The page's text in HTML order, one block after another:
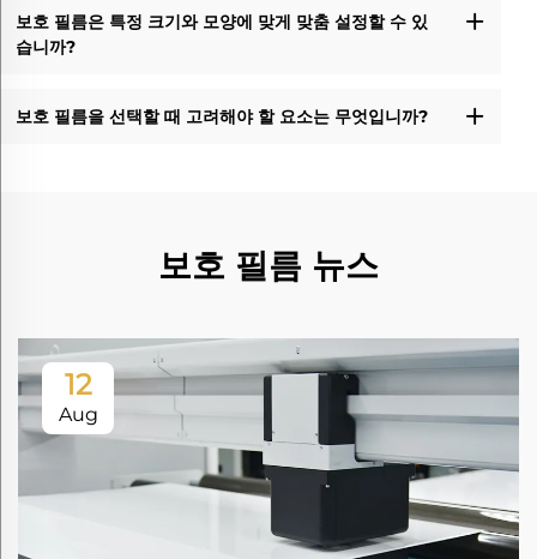
보호 필름은 특정 크기와 모양에 맞게 맞춤 설정할 수 있
습니까?
보호 필름을 선택할 때 고려해야 할 요소는 무엇입니까?
보호 필름 뉴스
12
Aug